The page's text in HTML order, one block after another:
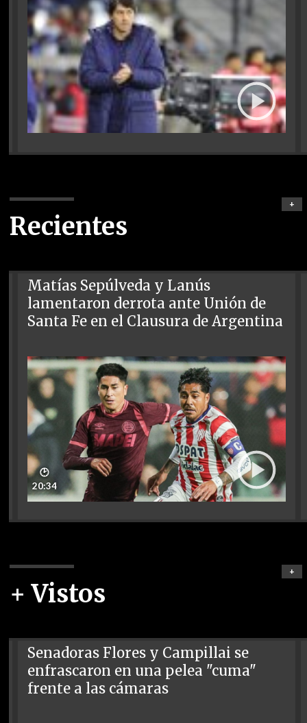
Recientes
+
Matías Sepúlveda y Lanús
lamentaron derrota ante Unión de
Santa Fe en el Clausura de Argentina
🕑
20:34
+ Vistos
+
Senadoras Flores y Campillai se
enfrascaron en una pelea "cuma"
frente a las cámaras